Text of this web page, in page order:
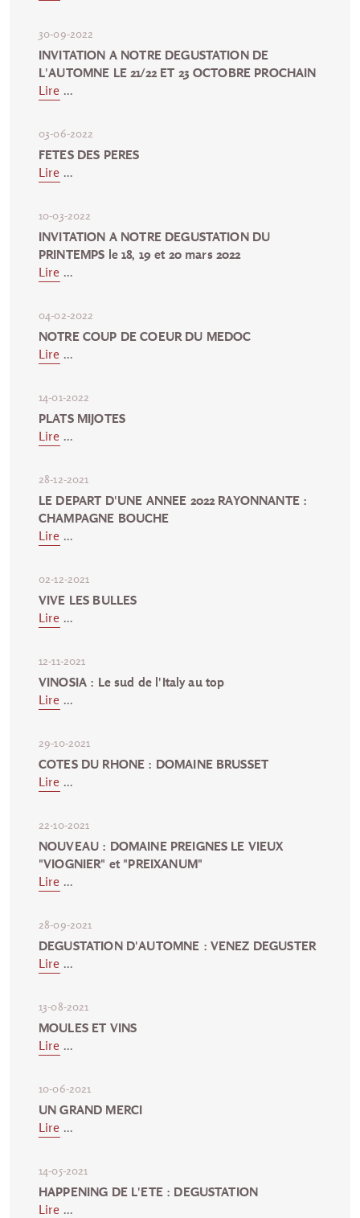
30-09-2022
INVITATION A NOTRE DEGUSTATION DE
L'AUTOMNE LE 21/22 ET 23 OCTOBRE PROCHAIN
Lire ...
03-06-2022
FETES DES PERES
Lire ...
10-03-2022
INVITATION A NOTRE DEGUSTATION DU
PRINTEMPS le 18, 19 et 20 mars 2022
Lire ...
04-02-2022
NOTRE COUP DE COEUR DU MEDOC
Lire ...
14-01-2022
PLATS MIJOTES
Lire ...
28-12-2021
LE DEPART D'UNE ANNEE 2022 RAYONNANTE :
CHAMPAGNE BOUCHE
Lire ...
02-12-2021
VIVE LES BULLES
Lire ...
12-11-2021
VINOSIA : Le sud de l'Italy au top
Lire ...
29-10-2021
COTES DU RHONE : DOMAINE BRUSSET
Lire ...
22-10-2021
NOUVEAU : DOMAINE PREIGNES LE VIEUX
"VIOGNIER" et "PREIXANUM"
Lire ...
28-09-2021
DEGUSTATION D'AUTOMNE : VENEZ DEGUSTER
Lire ...
13-08-2021
MOULES ET VINS
Lire ...
10-06-2021
UN GRAND MERCI
Lire ...
14-05-2021
HAPPENING DE L'ETE : DEGUSTATION
Lire ...